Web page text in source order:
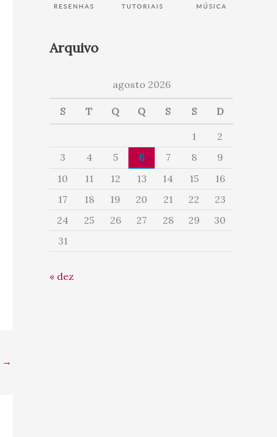
→
Arquivo
agosto 2026
S T Q Q S S D
1
2
3
4 5 6 7 8
9
10
11 12 13 14 15
16
17
18 19 20 21 22
23
24
25 26 27 28 29
30
31
« dez